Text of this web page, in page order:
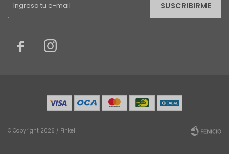
SUSCRIBIRME
 
© Copyright 2026 / Finkel